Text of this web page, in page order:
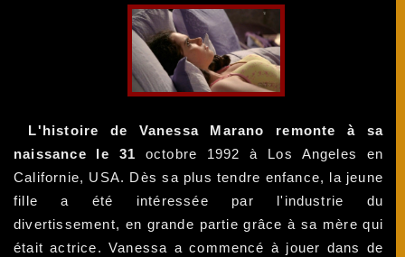
L'histoire de Vanessa Marano remonte à sa
naissance le 31 octobre 1992 à Los Angeles en
Californie, USA. Dès sa plus tendre enfance, la jeune
fille a été intéressée par l'industrie du
divertissement, en grande partie grâce à sa mère qui
était actrice. Vanessa a commencé à jouer dans de